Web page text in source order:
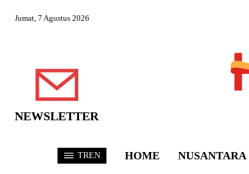
Jumat, 7 Agustus 2026
NEWSLETTER
TREN HOME NUSANTARA